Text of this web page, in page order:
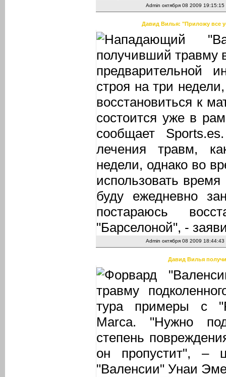
Admin октября 08 2009 19:15:15
Давид Вилья: "Приложу все
Нападающий
получивший травму
предварительной
строя на три
восстановиться к
состоится уже в
сообщает
лечения травм,
недели, однако во
использовать
буду ежедневно
постараюсь
"Барселоной", -
Admin октября 08 2009 18:44:43
Давид Вилья
Форвард
травму
тура примеры с
Marca. "Нужно
степень
он пропустит", –
"Валенсии" Унаи